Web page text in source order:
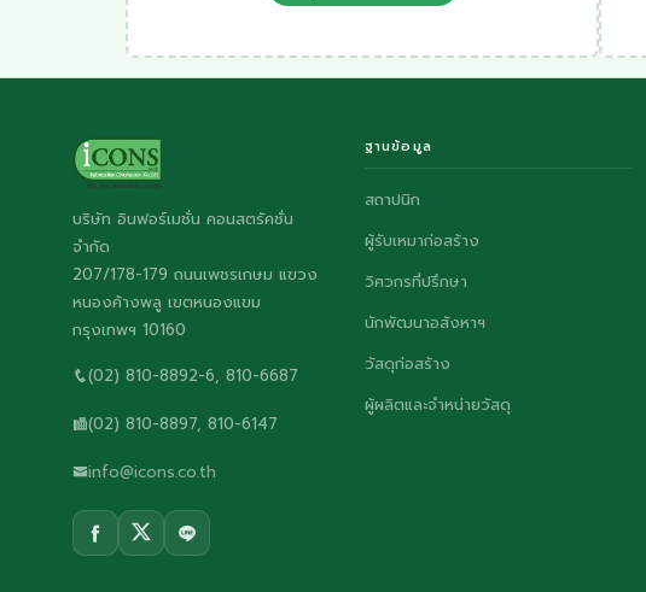
บริษัท อินฟอร์เมชั่น คอนสตรัคชั่น
จำกัด
207/178-179 ถนนเพชรเกษม แขวง
หนองค้างพลู เขตหนองแขม
กรุงเทพฯ 10160
(02) 810-8892-6, 810-6687
(02) 810-8897, 810-6147
info@icons.co.th
ฐานข้อมูล
สถาปนิก
ผู้รับเหมาก่อสร้าง
วิศวกรที่ปรึกษา
นักพัฒนาอสังหาฯ
วัสดุก่อสร้าง
ผู้ผลิตและจำหน่ายวัสดุ